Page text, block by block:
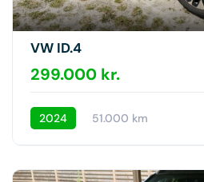
VW ID.4
299.000 kr.
2024 51.000 km